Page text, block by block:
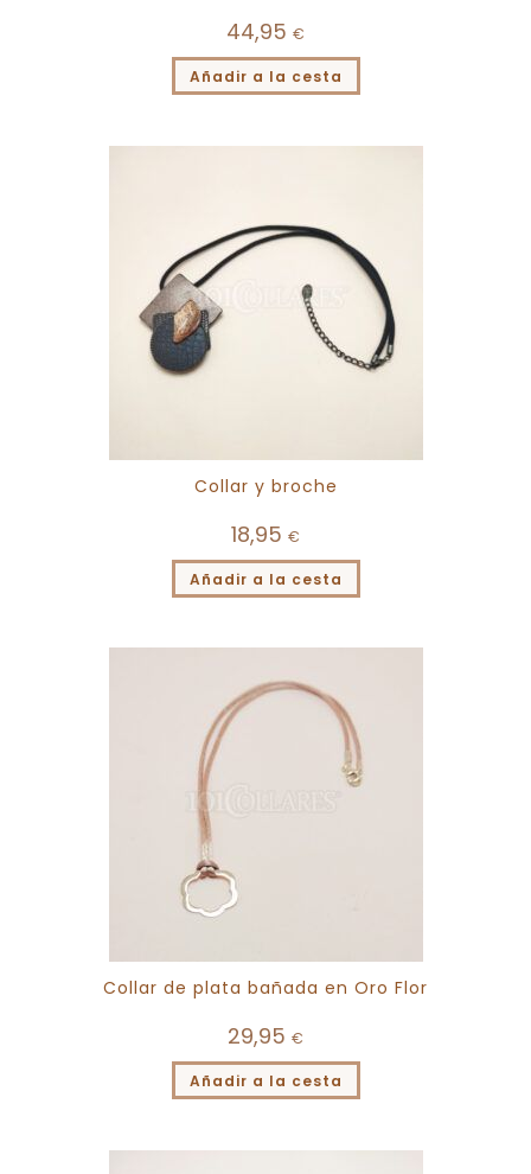
44,95 €
Añadir a la cesta
Collar y broche
18,95 €
Añadir a la cesta
Collar de plata bañada en Oro Flor
29,95 €
Añadir a la cesta